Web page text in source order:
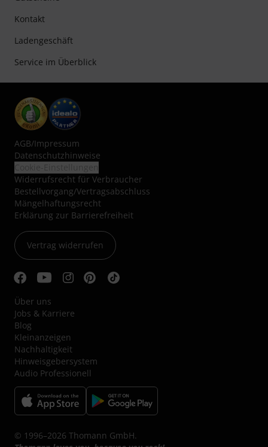
Kontakt
Ladengeschäft
Service im Überblick
AGB/Impressum
Datenschutzhinweise
Widerrufsrecht für Verbraucher
Bestellvorgang/Vertragsabschluss
Mängelhaftungsrecht
Erklärung zur Barrierefreiheit
Vertrag widerrufen
Über uns
Jobs & Karriere
Blog
Kleinanzeigen
Nachhaltigkeit
Hinweisgebersystem
Audio Professionell
© 1996–2026 Thomann GmbH.